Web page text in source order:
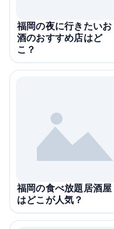
福岡の夜に行きたいお
酒のおすすめ店はど
こ？
福岡の食べ放題居酒屋
はどこが人気？